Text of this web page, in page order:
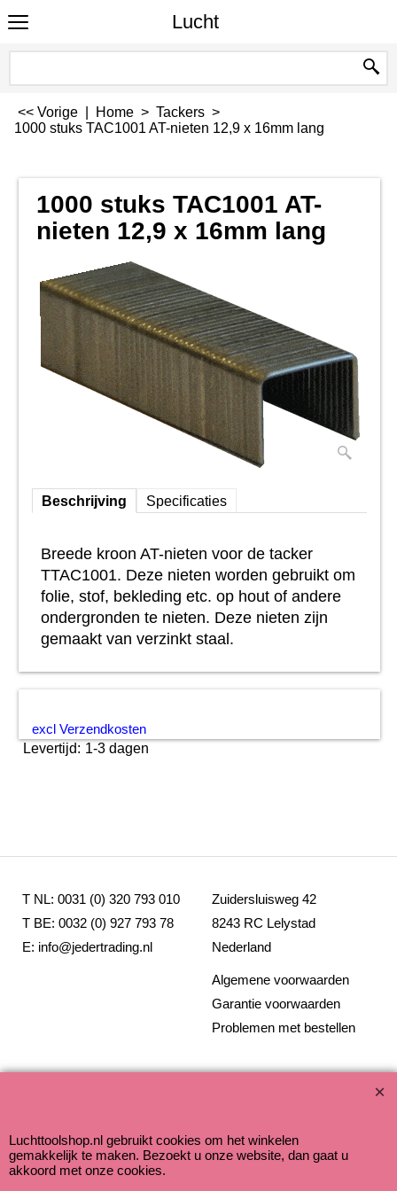
Lucht
<< Vorige Home > Tackers >
1000 stuks TAC1001 AT-nieten 12,9 x 16mm lang
1000 stuks TAC1001 AT-
nieten 12,9 x 16mm lang
Beschrijving Specificaties
Breede kroon AT-nieten voor de tacker
TTAC1001. Deze nieten worden gebruikt om
folie, stof, bekleding etc. op hout of andere
ondergronden te nieten. Deze nieten zijn
gemaakt van verzinkt staal.
excl Verzendkosten
Levertijd: 1-3 dagen
Zuidersluisweg 42
8243 RC Lelystad
Nederland
T NL: 0031 (0) 320 793 010
T BE: 0032 (0) 927 793 78
E: info@jedertrading.nl
Algemene voorwaarden
Garantie voorwaarden
Problemen met bestellen
Luchttoolshop.nl gebruikt cookies om het winkelen
gemakkelijk te maken. Bezoekt u onze website, dan gaat u
akkoord met onze cookies.